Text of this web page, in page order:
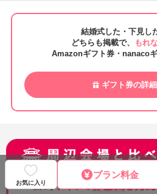
お気に入り
プラン料金
結婚式した・下見し
どちらも掲載で、
もれ
Amazonギフト券・nanaco
ギフト券の詳